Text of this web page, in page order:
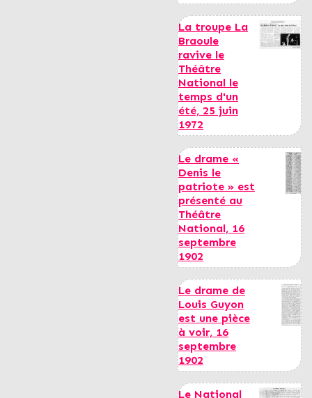
La troupe La
Braoule
ravive le
Théâtre
National le
temps d'un
été, 25 juin
1972
Le drame «
Denis le
patriote » est
présenté au
Théâtre
National, 16
septembre
1902
Le drame de
Louis Guyon
est une pièce
à voir, 16
septembre
1902
Le National